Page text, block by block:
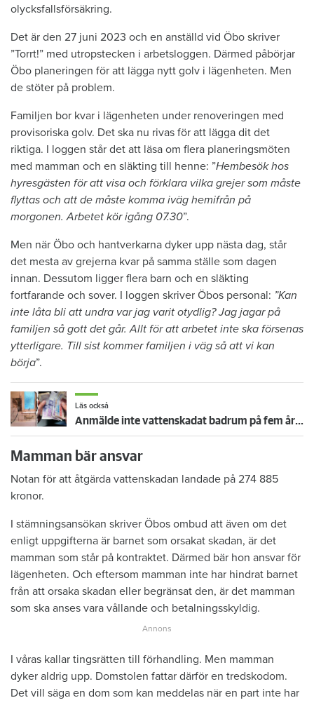
olycksfallsförsäkring.
Det är den 27 juni 2023 och en anställd vid Öbo skriver
”Torrt!” med utropstecken i arbetsloggen. Därmed påbörjar
Öbo planeringen för att lägga nytt golv i lägenheten. Men
de stöter på problem.
Familjen bor kvar i lägenheten under renoveringen med
provisoriska golv. Det ska nu rivas för att lägga dit det
riktiga. I loggen står det att läsa om flera planeringsmöten
med mamman och en släkting till henne: ”Hembesök hos
hyresgästen för att visa och förklara vilka grejer som måste
flyttas och att de måste komma iväg hemifrån på
morgonen. Arbetet kör igång 07.30”.
Men när Öbo och hantverkarna dyker upp nästa dag, står
det mesta av grejerna kvar på samma ställe som dagen
innan. Dessutom ligger flera barn och en släkting
fortfarande och sover. I loggen skriver Öbos personal: ”Kan
inte låta bli att undra var jag varit otydlig? Jag jagar på
familjen så gott det går. Allt för att arbetet inte ska försenas
ytterligare. Till sist kommer familjen i väg så att vi kan
börja”.
Läs också
Anmälde inte vattenskadat badrum på fem år – krävs på 125 000 kronor
Mamman bär ansvar
Notan för att åtgärda vattenskadan landade på 274 885
kronor.
I stämningsansökan skriver Öbos ombud att även om det
enligt uppgifterna är barnet som orsakat skadan, är det
mamman som står på kontraktet. Därmed bär hon ansvar för
lägenheten. Och eftersom mamman inte har hindrat barnet
från att orsaka skadan eller begränsat den, är det mamman
som ska anses vara vållande och betalningsskyldig.
I våras kallar tingsrätten till förhandling. Men mamman
dyker aldrig upp. Domstolen fattar därför en tredskodom.
Det vill säga en dom som kan meddelas när en part inte har